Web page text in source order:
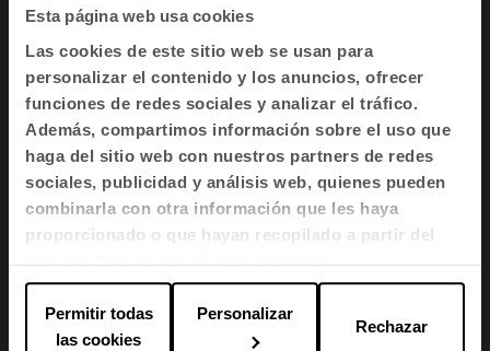
Esta página web usa cookies
Las cookies de este sitio web se usan para
personalizar el contenido y los anuncios, ofrecer
funciones de redes sociales y analizar el tráfico.
Además, compartimos información sobre el uso que
haga del sitio web con nuestros partners de redes
sociales, publicidad y análisis web, quienes pueden
combinarla con otra información que les haya
proporcionado o que hayan recopilado a partir del
uso que haya hecho de sus servicios.
Permitir todas
las cookies
Personalizar
Rechazar
Lasáreas de descansoy de comedor en las
empresas también está cobrando importancia,
proyectos de esta índole, empleando tejidos
naturales, soluciones creadas a partir de PET
reciclado y lámparas que autorregulan su nivel de